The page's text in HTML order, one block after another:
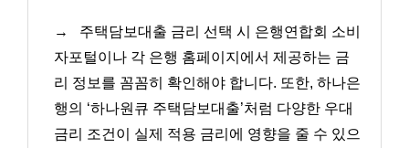
→
주택담보대출 금리 선택 시 은행연합회 소비
자포털이나 각 은행 홈페이지에서 제공하는 금
리 정보를 꼼꼼히 확인해야 합니다. 또한, 하나은
행의 ‘하나원큐 주택담보대출’처럼 다양한 우대
금리 조건이 실제 적용 금리에 영향을 줄 수 있으